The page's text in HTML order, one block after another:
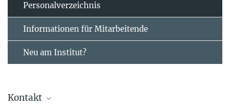
Personal­verzeichnis
Informationen für Mitarbeitende
Neu am Institut?
Kontakt